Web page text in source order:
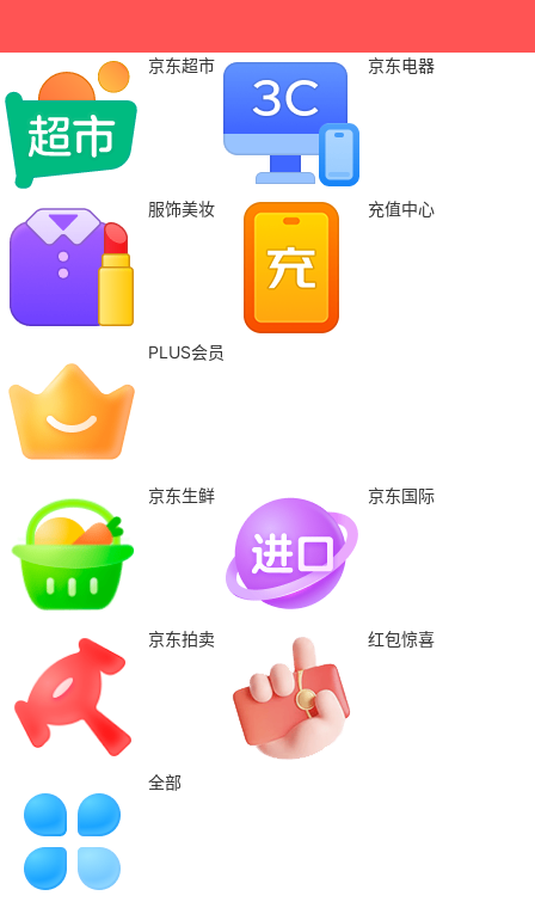
京东超市 京东电器
服饰美妆 充值中心
PLUS会员
京东生鲜 京东国际
京东拍卖 红包惊喜
全部